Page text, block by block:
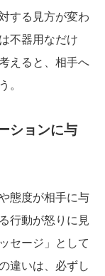
する見方が変わ
不器用なだけ
えると、相手へ
。
ションに与
態度が相手に与
行動が怒りに見
セージ」として
違いは、必ずし